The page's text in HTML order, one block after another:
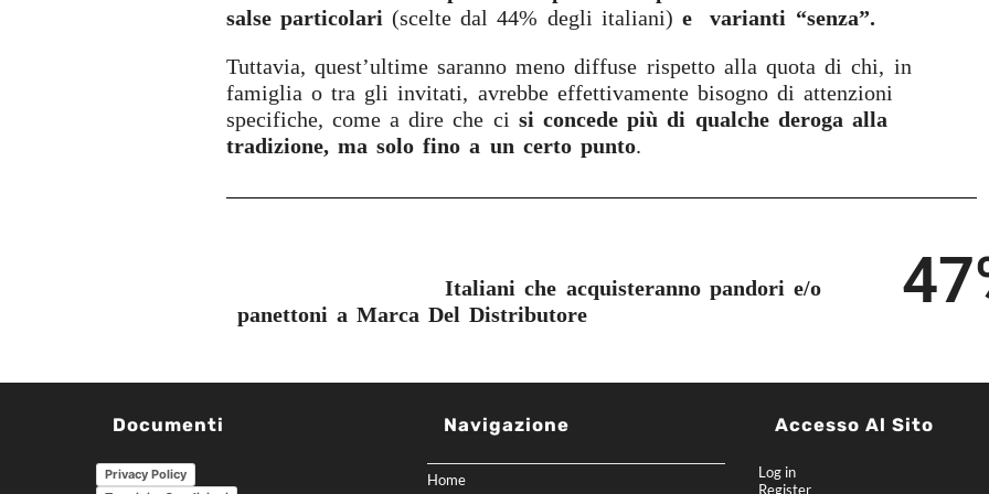
salse particolari (scelte dal 44% degli italiani) e varianti “senza”.
Tuttavia, quest’ultime saranno meno diffuse rispetto alla quota di chi, in
famiglia o tra gli invitati, avrebbe effettivamente bisogno di attenzioni
specifiche, come a dire che ci si concede più di qualche deroga alla
tradizione, ma solo fino a un certo punto.
Italiani che acquisteranno pandori e/o
panettoni a Marca Del Distributore
47
Documenti
Privacy Policy
Navigazione
Home
Accesso Al Sito
Log in
Register